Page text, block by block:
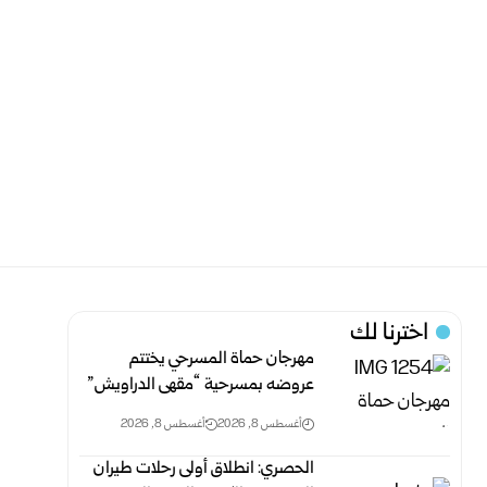
اخترنا لك
مهرجان حماة المسرحي يختتم
عروضه بمسرحية “مقهى الدراويش”
أغسطس 8, 2026 أغسطس 8, 2026
الحصري: انطلاق أولى رحلات طيران